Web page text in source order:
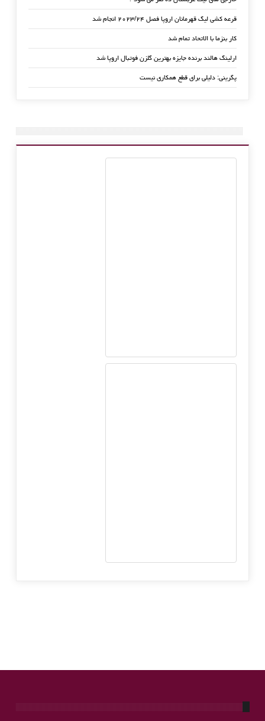
قرعه کشی لیگ قهرمانان اروپا فصل ۲۰۲۳/۲۴ انجام شد
کار بنزما با الاتحاد تمام شد
ارلینگ هالند برنده جایزه بهترین گلزن فوتبال اروپا شد
پگرینی: دلیلی برای قطع همکاری نیست